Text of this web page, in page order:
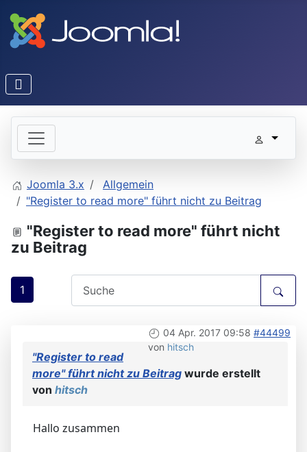
Joomla 3.x
Allgemein
"Register to read more" führt nicht zu Beitrag
"Register to read more" führt nicht
zu Beitrag
1
04 Apr. 2017 09:58 #44499
von hitsch
"Register to read
more" führt nicht zu Beitrag wurde erstellt
von hitsch
Hallo zusammen